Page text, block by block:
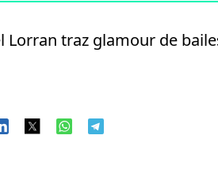
Lorran traz glamour de